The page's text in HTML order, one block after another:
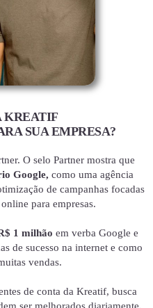
KREATIF
SUA EMPRESA?
O selo Partner mostra que
Google, como uma agência
de campanhas focadas
para empresas.
1 milhão em verba Google e
de sucesso na internet e como
vendas.
de conta da Kreatif, busca
ser melhorados diariamente,